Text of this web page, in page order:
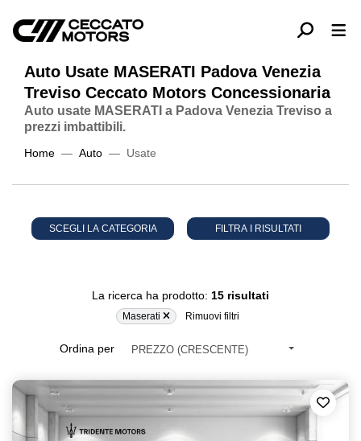
Auto Usate MASERATI Padova Venezia
Treviso Ceccato Motors Concessionaria
Auto usate MASERATI a Padova Venezia Treviso a
prezzi imbattibili.
Home Auto Usate
SCEGLI LA CATEGORIA FILTRA I RISULTATI
La ricerca ha prodotto: 15 risultati
Maserati Rimuovi filtri
Ordina per PREZZO (CRESCENTE)